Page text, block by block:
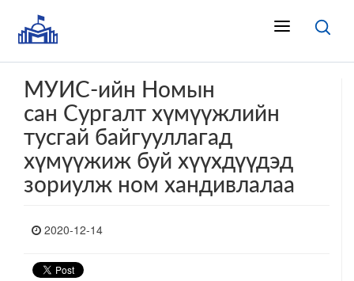
МУИС-ийн Номын
сан Сургалт хүмүүжлийн
тусгай байгууллагад
хүмүүжиж буй хүүхдүүдэд
зориулж ном хандивлалаа
2020-12-14